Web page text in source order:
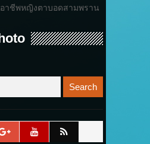
าชีพหญิงตาบอดสามพราน